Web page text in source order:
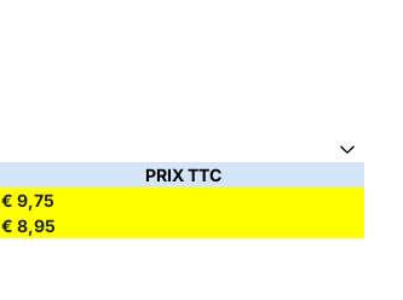
PRIX TTC
€ 9,75
€ 8,95